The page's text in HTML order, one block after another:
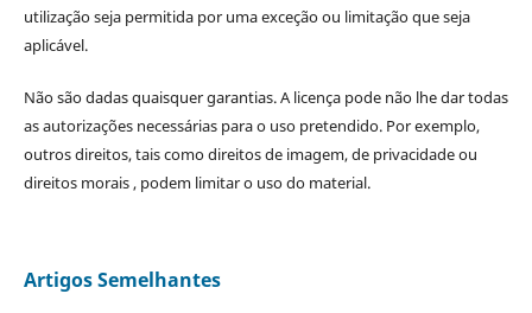
utilização seja permitida por uma exceção ou limitação que seja
aplicável.
Não são dadas quaisquer garantias. A licença pode não lhe dar todas
as autorizações necessárias para o uso pretendido. Por exemplo,
outros direitos, tais como direitos de imagem, de privacidade ou
direitos morais , podem limitar o uso do material.
Artigos Semelhantes